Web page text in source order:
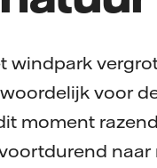
windpark
voor
moment